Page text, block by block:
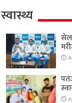
स्वास्थ्य